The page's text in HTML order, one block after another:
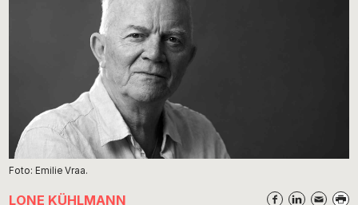
Foto: Emilie Vraa.
LONE KÜHLMANN